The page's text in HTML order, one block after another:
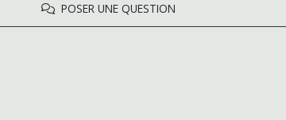
POSER UNE QUESTION